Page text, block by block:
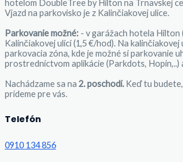
hotelom DoubleTree by Hilton na Trnavskej
Vjazd na parkovisko je z Kalinčiakovej ulice.
Parkovanie možné: - v garážach hotela Hilton
Kalinčiakovej ulici (1,5 €/hod). Na kalinčiakovej
parkovacia zóna, kde je možné si parkovanie
prostredníctvom aplikácie (Parkdots, Hopin,..)
Nachádzame sa na 2. poschodí. Keď tu
prídeme pre vás.
Telefón
0910 134 856